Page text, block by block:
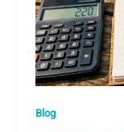
Blog